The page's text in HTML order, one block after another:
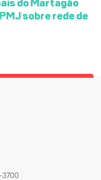
do Martagão
sobre rede de
3700